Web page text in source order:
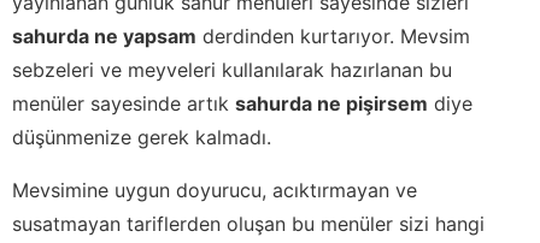
sahurda ne yapsam derdinden kurtarıyor. Mevsim
sebzeleri ve meyveleri kullanılarak hazırlanan bu
menüler sayesinde artık sahurda ne pişirsem diye
düşünmenize gerek kalmadı.
Mevsimine uygun doyurucu, acıktırmayan ve
susatmayan tariflerden oluşan bu menüler sizi hangi